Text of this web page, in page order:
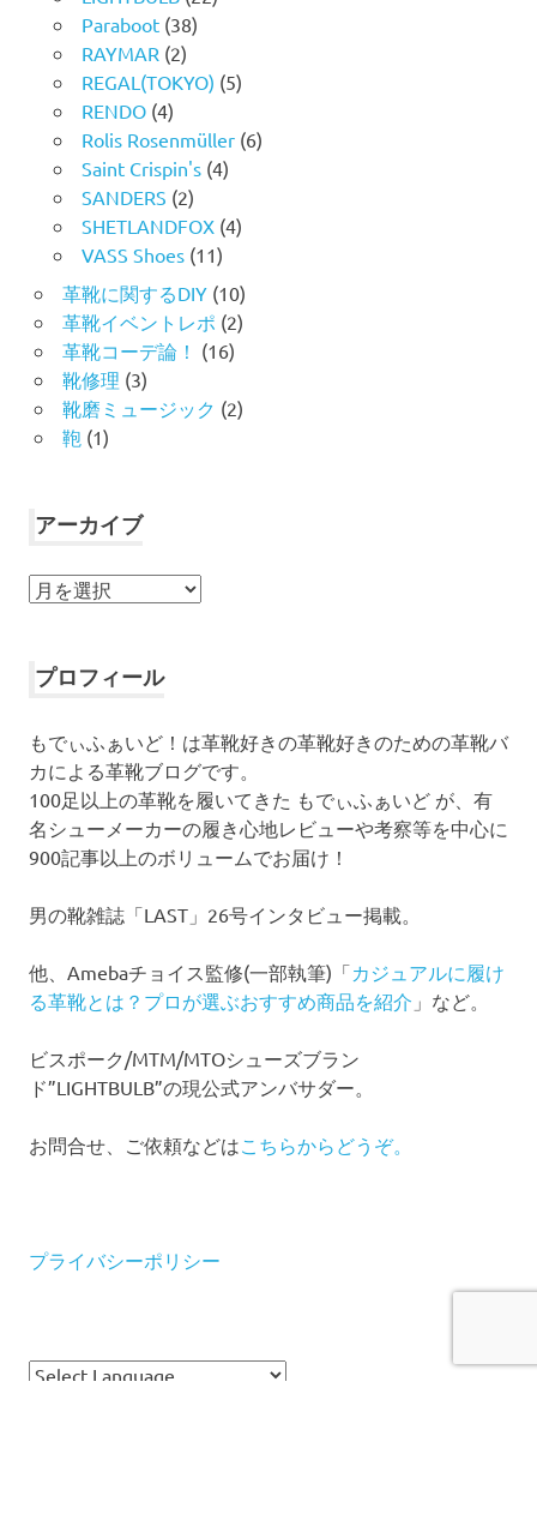
Paraboot(38)
RAYMAR (2)
REGAL(TOKYO) (5)
RENDO(4)
Rolis Rosenmüller(6)
Saint Crispin's(4)
SANDERS (2)
SHETLANDFOX(4)
VASS Shoes(11)
革靴に関するDIY(10)
革靴イベントレポ (2)
革靴コーデ論！ (16)
靴修理 (3)
靴磨ミュージック (2)
鞄 (1)
アーカイブ
ア
イ
プロフィール
もでぃふぁいど！は革靴好きの革靴好きのための革靴バ
カによる革靴ブログです。
100足以上の革靴を履いてきた もでぃふぁいど が、有
名シューメーカーの履き心地レビューや考察等を中心に
900記事以上のボリュームでお届け！
男の靴雑誌「LAST」26号インタビュー掲載。
他、Amebaチョイス監修(一部執筆)「カジュアルに履け
る革靴とは？プロが選ぶおすすめ商品を紹介 」など。
ビスポーク/MTM/MTOシューズブラン
ド”LIGHTBULB”の現公式アンバサダー。
お問合せ、ご依頼などは こちらからどうぞ。
プライバシーポリシー